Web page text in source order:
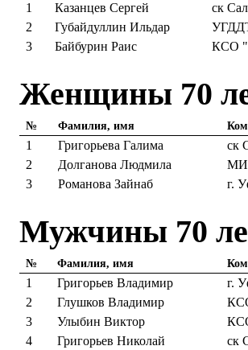
1 Казанцев Сергей
ск
2
Губайдуллин Ильдар
3
Байбурин Раис КСО
Женщины 70
№ Фамилия, имя
1 Григорьева Галима
ск
2
Долганова Людмила
3
Романова Зайнаб г.
Мужчины 70
№ Фамилия, имя
1 Григорьев Владимир
г.
2
Глушков Владимир
3
Улыбин Виктор
4
Григорьев Николай ск